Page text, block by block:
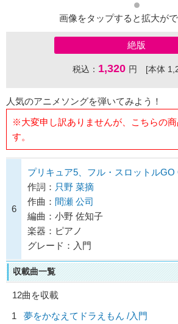
画像をタップすると拡大がで
絶版
税込： 1,320 円 [本体
人気のアニメソングを弾いてみよう！
※大変申し訳ありませんが、こちらの
す。
6
プリキュア5、フル・スロットルGO
作詞： 只野 菜摘
作曲： 間瀬 公司
編曲：小野 佐知子
楽器：ピアノ
グレード：入門
収載曲一覧
12曲を収載
1
夢をかなえてドラえもん /入門